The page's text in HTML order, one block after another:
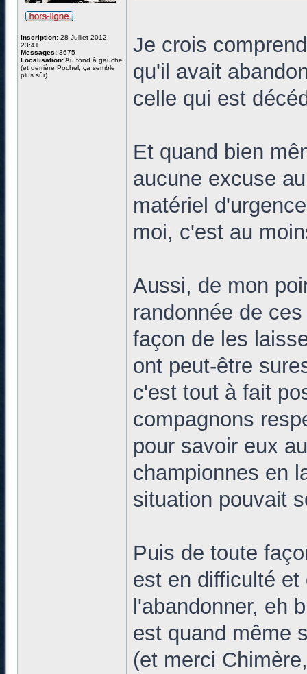
Inscription: 28 Juillet 2012,
23:41
Messages: 3675
Localisation:Au fond à gauche
(et derrière Pochel, ça semble
plus sûr)
Je crois
qu'il avait
celle qui est
Et quand bien
aucune excuse
matériel
moi, c'est au
Aussi, de mon
randonnée de
façon de les
ont peut-être
c'est tout à fait
compagnons
pour savoir eux
championnes en
situation pouvait
Puis de toute
est en difficulté
l'abandonner, eh
est quand même
(et merci